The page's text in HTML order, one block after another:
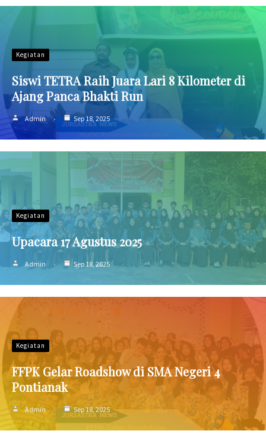
Kegiatan
Siswi TETRA Raih Juara Lari 8 Kilometer di
Ajang Panca Bhakti Run
Admin Sep 18, 2025
Kegiatan
Upacara 17 Agustus 2025
Admin Sep 18, 2025
Kegiatan
FFPK Gelar Roadshow di SMA Negeri 4
Pontianak
Admin Sep 18, 2025